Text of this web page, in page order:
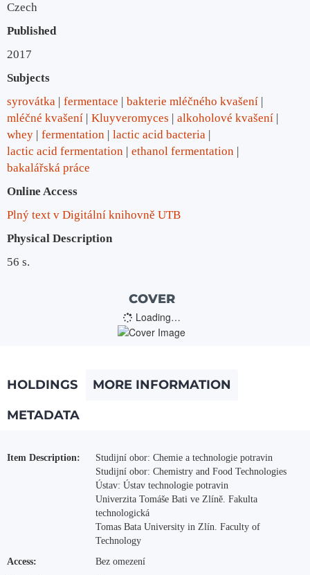
Czech
Published
2017
Subjects
syrovátka
fermentace
bakterie mléčného kvašení
mléčné kvašení
Kluyveromyces
alkoholové kvašení
whey
fermentation
lactic acid bacteria
lactic acid fermentation
ethanol fermentation
bakalářská práce
Online Access
Plný text v Digitální knihovně UTB
Physical Description
56 s.
COVER
Loading…
HOLDINGS
MORE INFORMATION
METADATA
More Information
Item Description:
Studijní obor: Chemie a technologie potravin
Studijní obor: Chemistry and Food Technologies
Ústav: Ústav technologie potravin
Univerzita Tomáše Bati ve Zlíně. Fakulta
technologická
Tomas Bata University in Zlín. Faculty of
Technology
Access:
Bez omezení